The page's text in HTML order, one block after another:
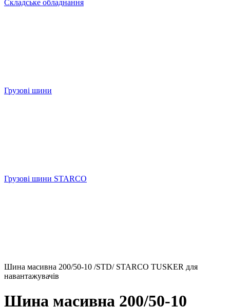
Складське обладнання
Грузові шини
Грузові шини STARCO
Шина масивна 200/50-10 /STD/ STARCO TUSKER для
навантажувачів
Шина масивна 200/50-10